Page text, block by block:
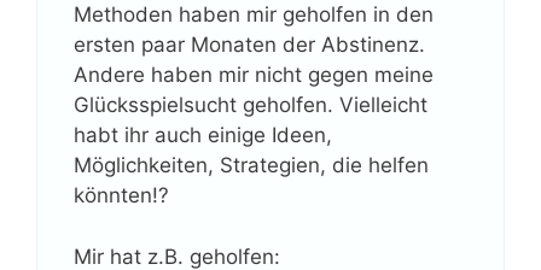
Methoden haben mir geholfen in den
ersten paar Monaten der Abstinenz.
Andere haben mir nicht gegen meine
Glücksspielsucht geholfen. Vielleicht
habt ihr auch einige Ideen,
Möglichkeiten, Strategien, die helfen
könnten!?
Mir hat z.B. geholfen: